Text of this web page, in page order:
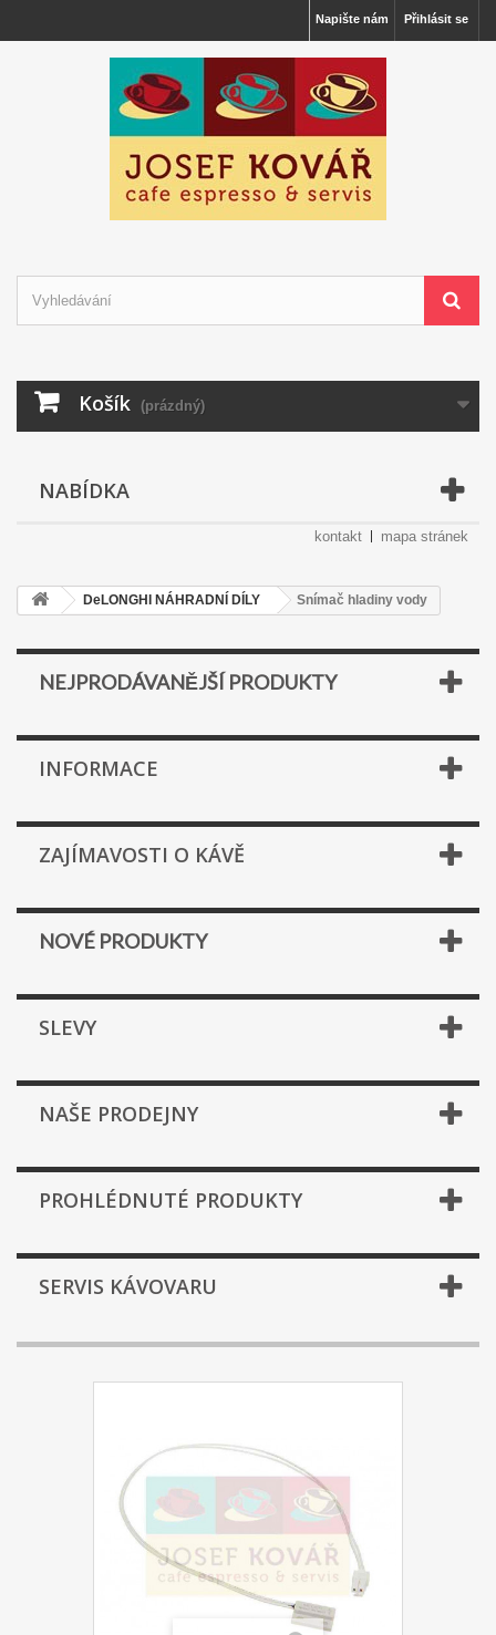
Přihlásit se
Napište nám
Košík (prázdný)
NABÍDKA
kontakt mapa stránek
DeLONGHI NÁHRADNÍ DÍLY Snímač hladiny vody
NEJPRODÁVANĚJŠÍ PRODUKTY
INFORMACE
ZAJÍMAVOSTI O KÁVĚ
NOVÉ PRODUKTY
SLEVY
NAŠE PRODEJNY
PROHLÉDNUTÉ PRODUKTY
SERVIS KÁVOVARU